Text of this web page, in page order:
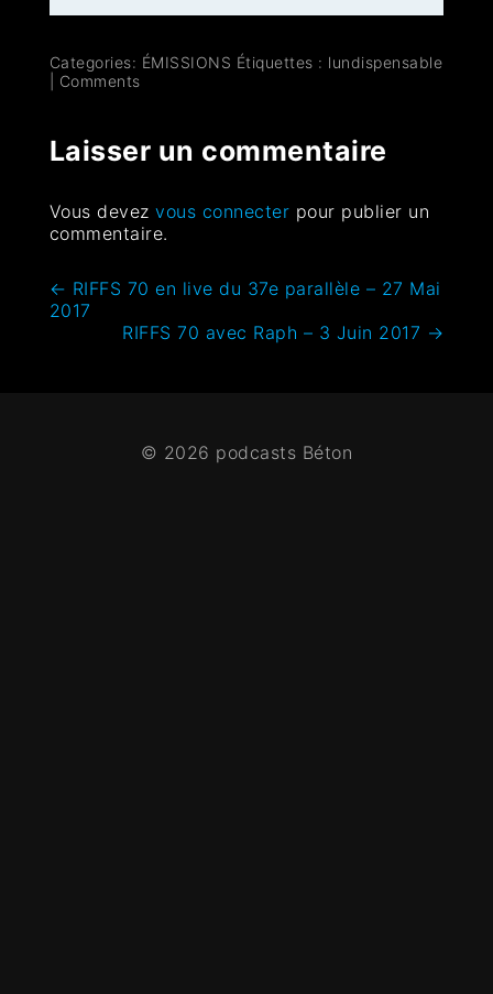
Categories: ÉMISSIONS Étiquettes : lundispensable
Comments
Laisser un commentaire
Vous devezvous connecter pour publier un
commentaire.
← RIFFS 70 en live du 37e parallèle – 27 Mai
2017
RIFFS 70 avec Raph – 3 Juin 2017 →
© 2026 podcasts Béton